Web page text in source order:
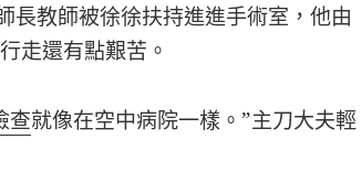
長教師被徐徐扶持進進手術室，他由
走還有點艱苦。
查就像在空中病院一樣。”主刀大夫輕